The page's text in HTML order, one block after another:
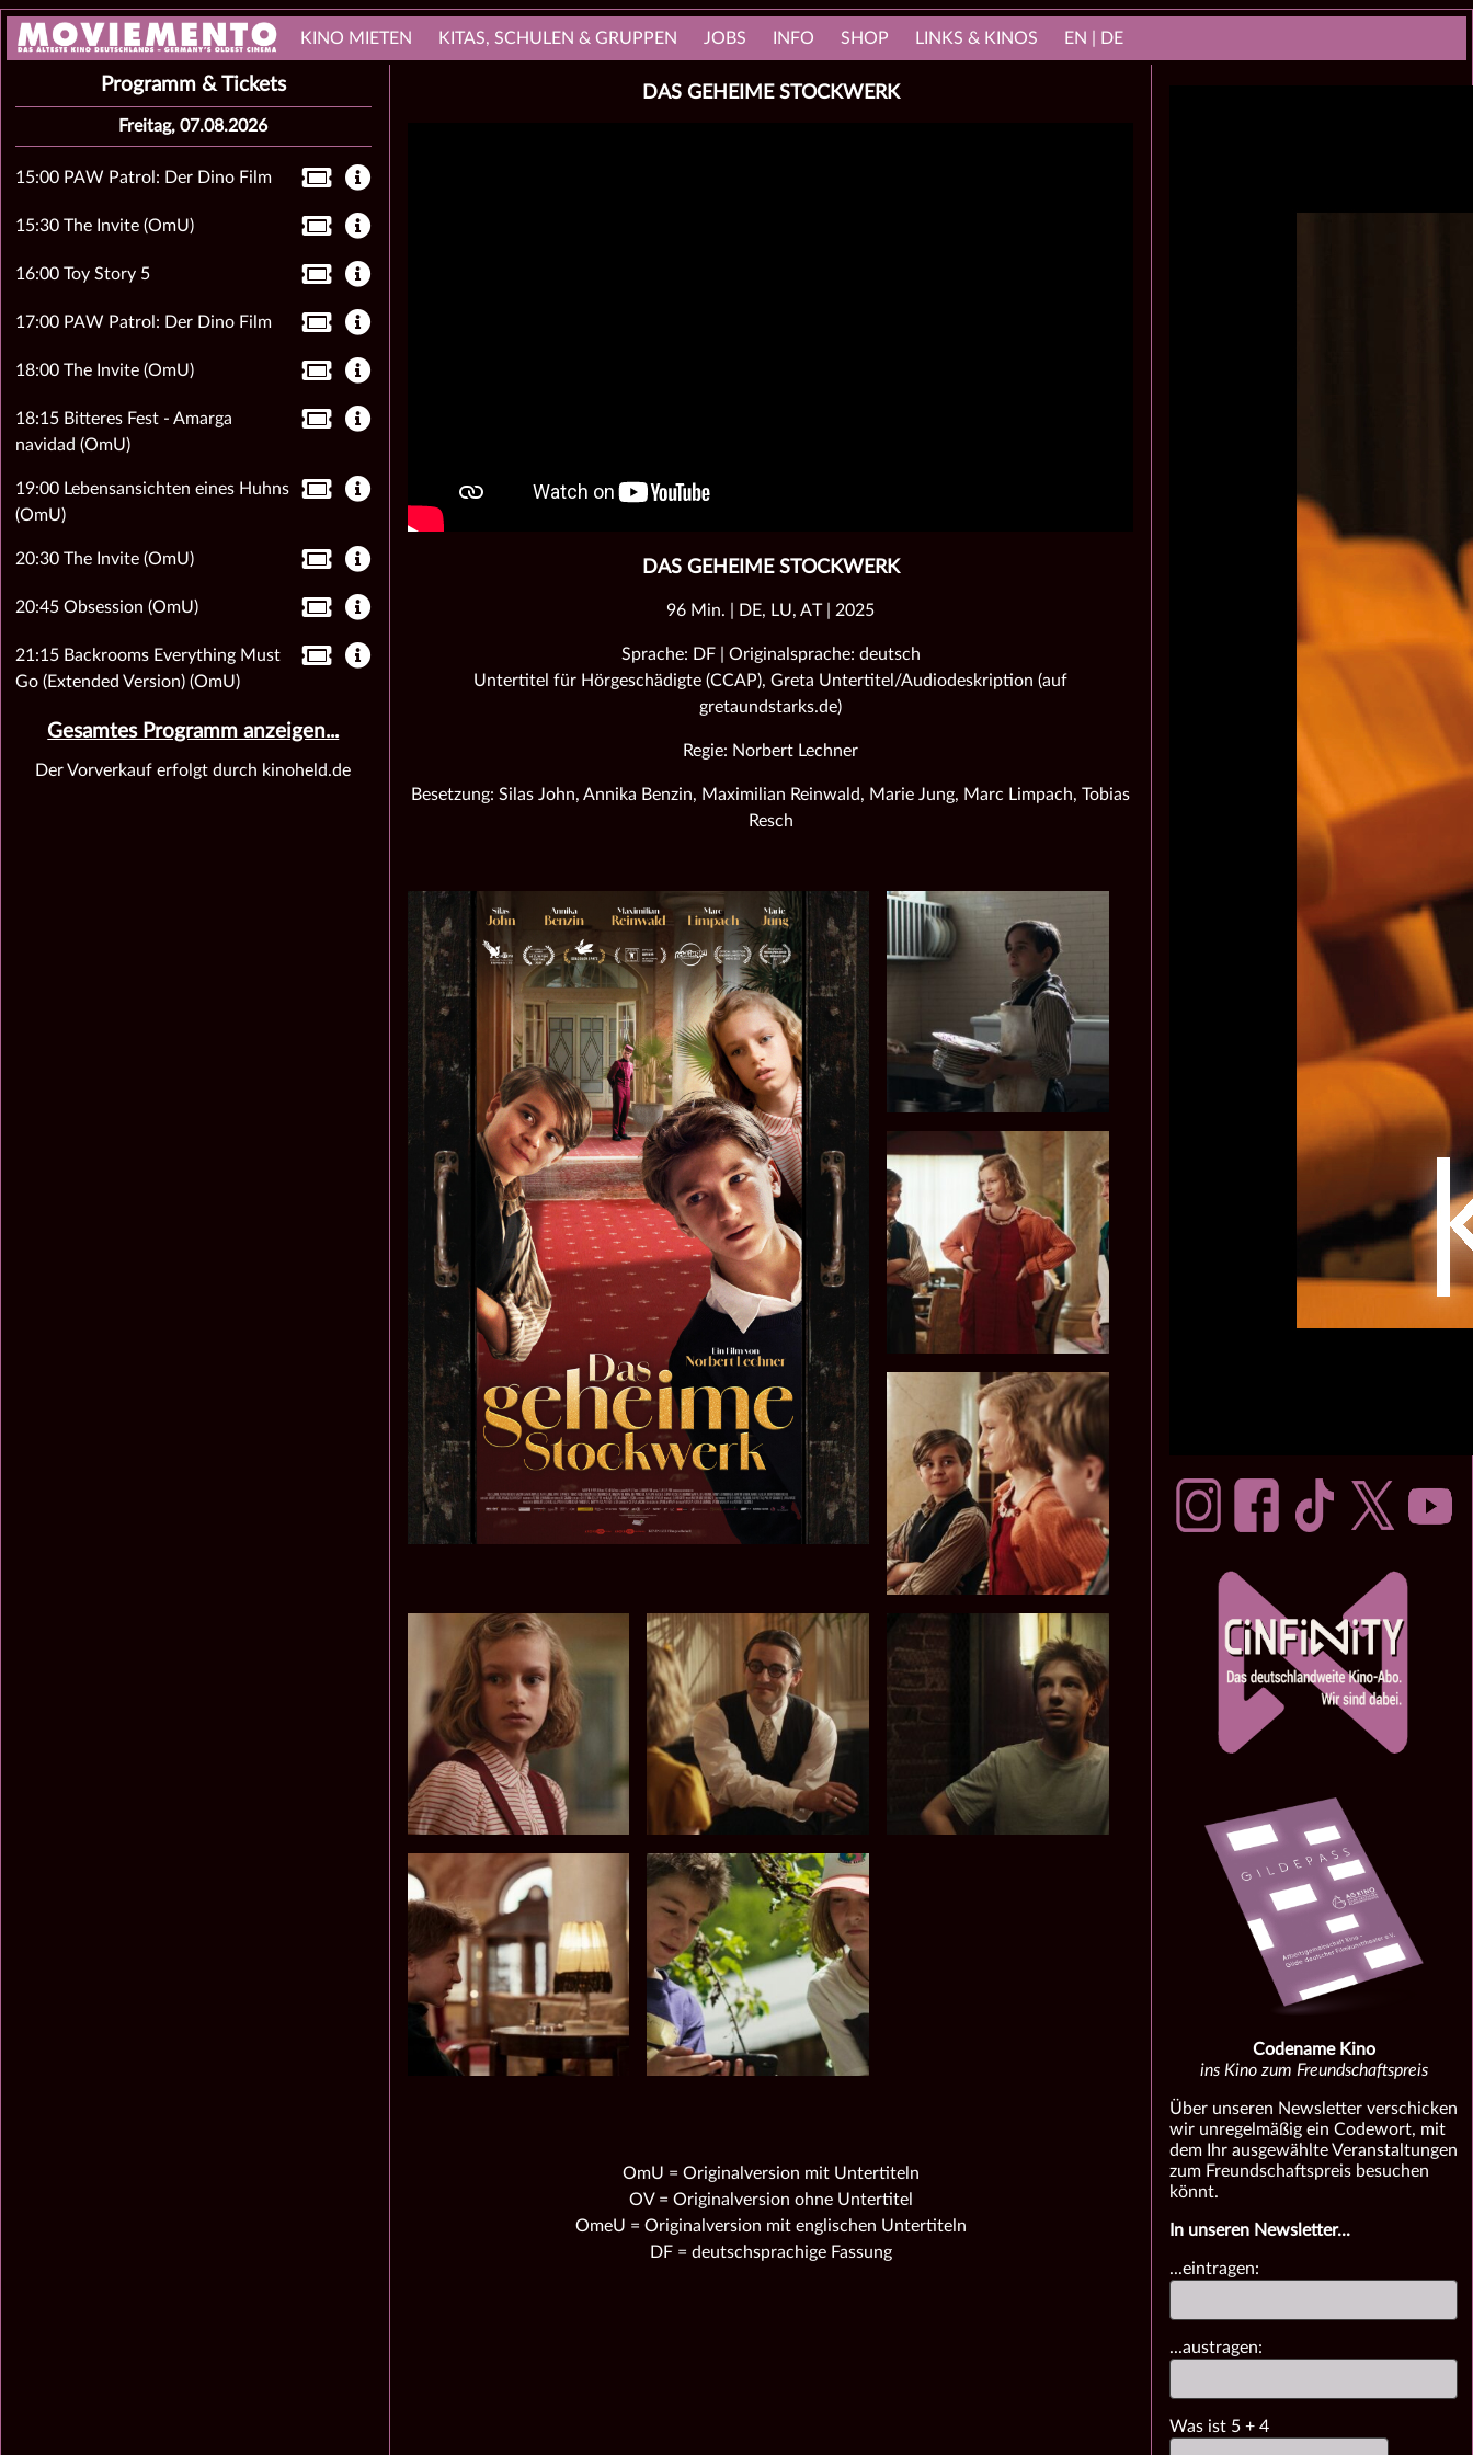
KINO MIETEN KITAS, SCHULEN & GRUPPEN JOBS INFO SHOP LINKS & KINOS EN | DE
DAS GEHEIME STOCKWERK
DAS GEHEIME STOCKWERK
96 Min. | DE, LU, AT | 2025
Sprache: DF | Originalsprache: deutsch
Untertitel für Hörgeschädigte (CCAP), Greta Untertitel/Audiodeskription (auf
gretaundstarks.de)
Regie: Norbert Lechner
Besetzung: Silas John, Annika Benzin, Maximilian Reinwald, Marie Jung, Marc Limpach, Tobias
Resch
OmU = Originalversion mit Untertiteln
OV = Originalversion ohne Untertitel
OmeU = Originalversion mit englischen Untertiteln
DF = deutschsprachige Fassung
Programm & Tickets
Freitag, 07.08.2026
15:00 PAW Patrol: Der Dino Film
15:30 The Invite (OmU)
16:00 Toy Story 5
17:00 PAW Patrol: Der Dino Film
18:00 The Invite (OmU)
18:15 Bitteres Fest - Amarga
navidad (OmU)
19:00 Lebensansichten eines Huhns
(OmU)
20:30 The Invite (OmU)
20:45 Obsession (OmU)
21:15 Backrooms Everything Must
Go (Extended Version) (OmU)
Gesamtes Programm anzeigen...
Der Vorverkauf erfolgt durch kinoheld.de
Codename Kino
ins Kino zum Freundschaftspreis
Über unseren Newsletter verschicken
wir unregelmäßig ein Codewort, mit
dem Ihr ausgewählte Veranstaltungen
zum Freundschaftspreis besuchen
könnt.
In unseren Newsletter...
...eintragen:
...austragen:
Was ist 5 + 4